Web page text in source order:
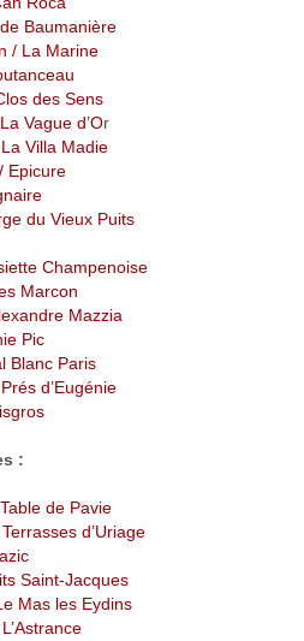
Baumanière
/ La Marine
des Sens
La Vague d’Or
La Villa Madie
/ Epicure
du Vieux Puits
Champenoise
Marcon
Mazzia
Pic
Blanc Paris
d’Eugénie
:
de Pavie
d’Uriage
Saint-Jacques
Mas les Eydins